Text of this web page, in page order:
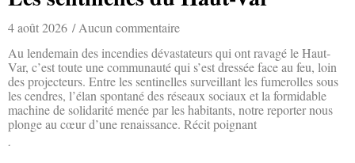
4 août 2026
Aucun commentaire
Au lendemain des incendies dévastateurs qui ont ravagé le Haut-
Var, c’est toute une communauté qui s’est dressée face au feu, loin
des projecteurs. Entre les sentinelles surveillant les fumerolles sous
les cendres, l’élan spontané des réseaux sociaux et la formidable
machine de solidarité menée par les habitants, notre reporter nous
plonge au cœur d’une renaissance. Récit poignant